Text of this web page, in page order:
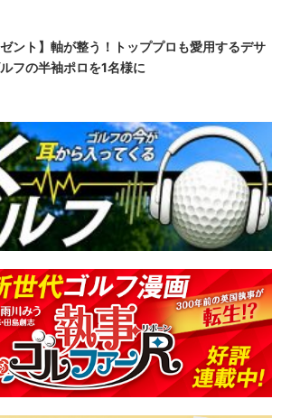
ゼント】軸が整う！トッププロも愛用するデサ
フの半袖ポロを1名様に